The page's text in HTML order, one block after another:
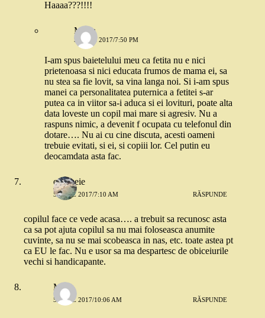
Haaaa???!!!!
Mona
5 IULIE 2017/7:50 PM
I-am spus baietelului meu ca fetita nu e nici
prietenoasa si nici educata frumos de mama ei, sa
nu stea sa fie lovit, sa vina langa noi. Si i-am spus
manei ca personalitatea puternica a fetitei s-ar
putea ca in viitor sa-i aduca si ei lovituri, poate alta
data loveste un copil mai mare si agresiv. Nu a
raspuns nimic, a devenit f ocupata cu telefonul din
dotare…. Nu ai cu cine discuta, acesti oameni
trebuie evitati, si ei, si copiii lor. Cel putin eu
deocamdata asta fac.
o femeie
5 IULIE 2017/7:10 AM RĂSPUNDE
copilul face ce vede acasa…. a trebuit sa recunosc asta
ca sa pot ajuta copilul sa nu mai foloseasca anumite
cuvinte, sa nu se mai scobeasca in nas, etc. toate astea pt
ca EU le fac. Nu e usor sa ma despartesc de obiceiurile
vechi si handicapante.
Miha
5 IULIE 2017/10:06 AM RĂSPUNDE